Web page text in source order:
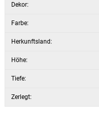
Dekor:
Farbe:
Herkunftsland:
Höhe:
Tiefe:
Zerlegt: